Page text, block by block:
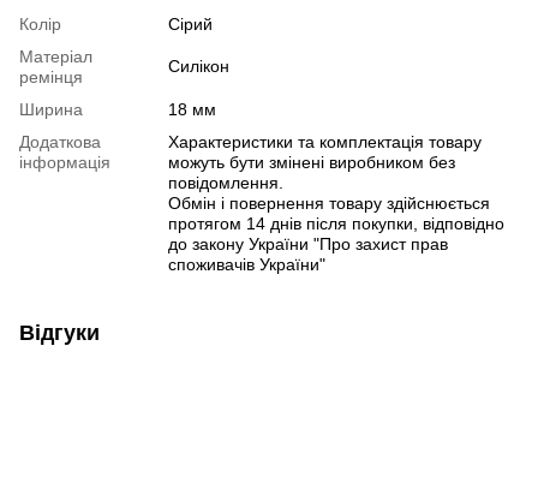
Колір
Сірий
Матеріал
ремінця
Силікон
Ширина
18 мм
Додаткова
інформація
Характеристики та комплектація товару
можуть бути змінені виробником без
повідомлення.
Обмін і повернення товару здійснюється
протягом 14 днів після покупки, відповідно
до закону України "Про захист прав
споживачів України"
Відгуки